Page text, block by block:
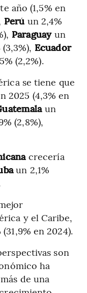
año (1,5% en
Perú un 2,4%
Paraguayun
Ecuador
(2,2%).
se tiene que
2025 (4,3% en
un
(2,8%),
crecería
un 2,1%
y el Caribe,
en 2024).
son
ha
de una